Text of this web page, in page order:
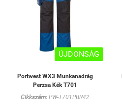
ÚJDONSÁG
Portwest WX3 Munkanadrág
Perzsa Kék T701
Cikkszám: PW-T701PBR42